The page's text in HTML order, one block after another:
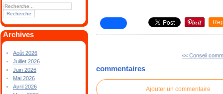
Archives
Août 2026
Juillet 2026
Juin 2026
Mai 2026
Avril 2026
<< Conseil
commentaires
Ajouter un commentaire